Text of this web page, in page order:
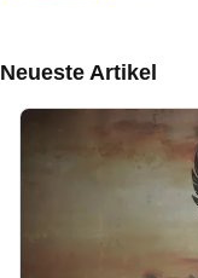
Neueste Artikel